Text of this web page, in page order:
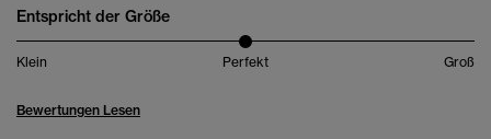
Entspricht der Größe
Klein Perfekt Groß
Bewertungen Lesen